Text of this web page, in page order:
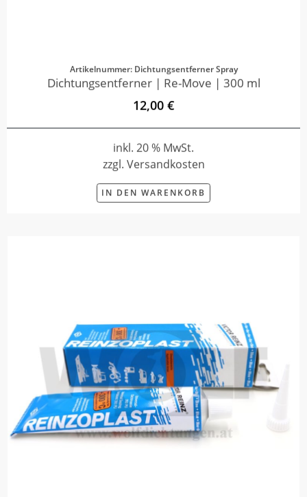
Artikelnummer: Dichtungsentferner Spray
Dichtungsentferner | Re-Move | 300 ml
12,00 €
inkl. 20 % MwSt.
zzgl. Versandkosten
IN DEN WARENKORB